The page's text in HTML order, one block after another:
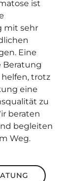
ist
mit sehr
Eine
Beratung
trotz
eine
zu
beraten
begleiten
Weg.